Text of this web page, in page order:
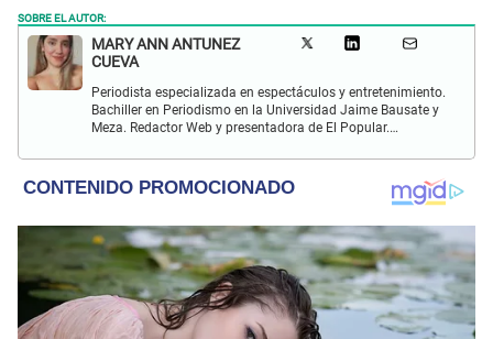
SOBRE EL AUTOR:
MARY ANN ANTUNEZ
CUEVA
Periodista especializada en espectáculos y entretenimiento.
Bachiller en Periodismo en la Universidad Jaime Bausate y
Meza. Redactor Web y presentadora de El Popular.
y espectáculos internacional.